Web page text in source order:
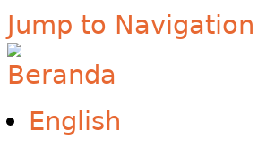
Jump to Navigation
English